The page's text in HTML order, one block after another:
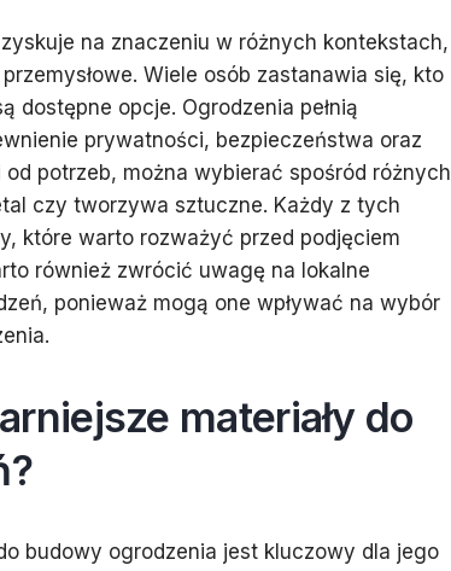
na znaczeniu w różnych kontekstach,
Wiele osób zastanawia się, kto
dostępne opcje. Ogrodzenia pełnią
prywatności, bezpieczeństwa oraz
potrzeb, można wybierać spośród różnych
czy tworzywa sztuczne. Każdy z tych
które warto rozważyć przed podjęciem
również zwrócić uwagę na lokalne
ponieważ mogą one wpływać na wybór
materiały do
budowy ogrodzenia jest kluczowy dla jego